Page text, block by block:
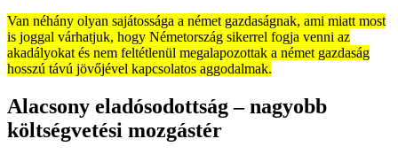
Van néhány olyan sajátossága a német gazdaságnak, ami miatt most
is joggal várhatjuk, hogy Németország sikerrel fogja venni az
akadályokat és nem feltétlenül megalapozottak a német gazdaság
hosszú távú jövőjével kapcsolatos aggodalmak.
Alacsony eladósodottság – nagyobb
költségvetési mozgástér